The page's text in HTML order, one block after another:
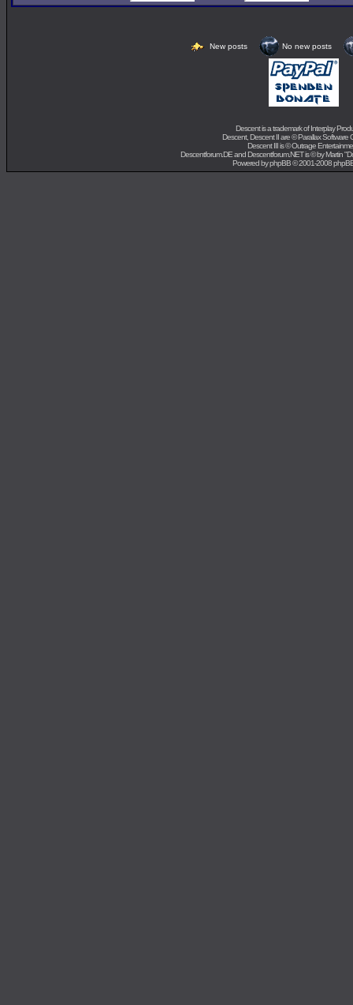
New posts No new posts
Descent is a trademark ofInterplay
Descent, Descent II are ©Parallax Software
Descent III is ©Outrage
Descentforum.DE and Descentforum.NET is © byMartin
Powered byphpBB© 2001-2008